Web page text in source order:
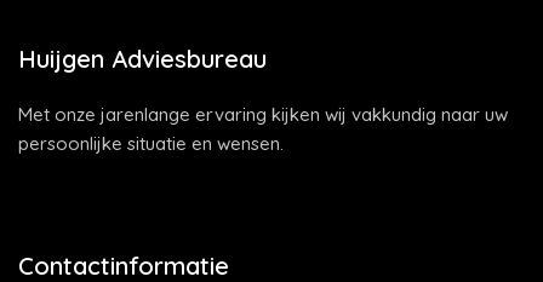
Huijgen Adviesbureau
Met onze jarenlange ervaring kijken wij vakkundig naar uw
persoonlijke situatie en wensen.
Contactinformatie